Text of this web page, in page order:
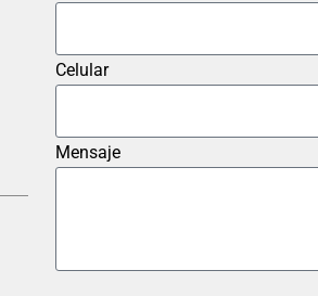
Celular
Mensaje